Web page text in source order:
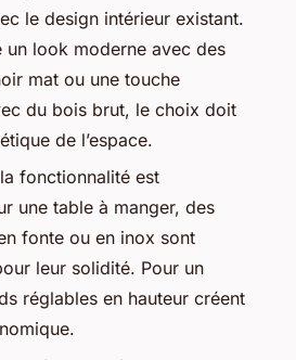
le design intérieur existant.
un look moderne avec des
mat ou une touche
du bois brut, le choix doit
de l’espace.
fonctionnalité est
une table à manger, des
fonte ou en inox sont
leur solidité. Pour un
réglables en hauteur créent